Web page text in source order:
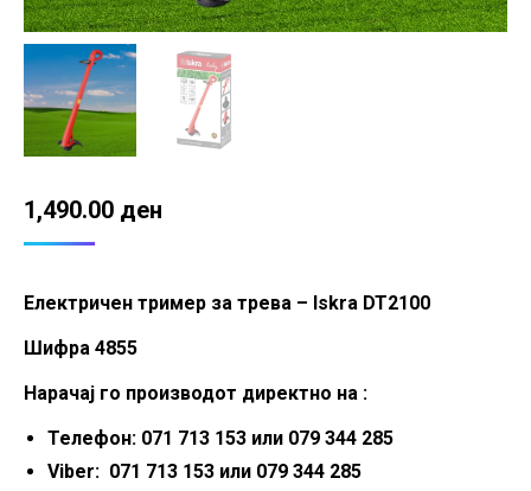
1,490.00 ден
Електричен тример за трева – Iskra DT2100
Шифра 4855
Нарачај го производот директно на :
Телефон: 071 713 153 или 079 344 285
Viber: 071 713 153 или 079 344 285